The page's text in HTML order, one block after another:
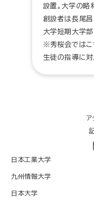
設置。大学の略
創設者は長尾
大学短期大学部
※秀桜会ではこ
生徒の指導に対
ア
日本工業大学
九州情報大学
日本大学